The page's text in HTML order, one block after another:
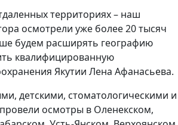
территориях – наш
осмотрели уже более 20 тысяч
будем расширять географию
квалифицированную
Якутии Лена Афанасьева.
детскими, стоматологическими и
осмотры в Оленекском,